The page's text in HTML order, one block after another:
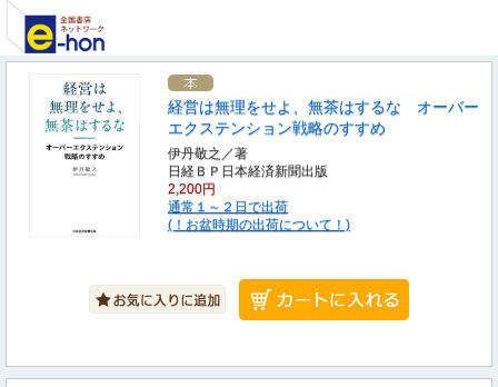
経営は無理をせよ、無茶はするな オーバー
エクステンション戦略のすすめ
伊丹敬之／著
日経ＢＰ日本経済新聞出版
2,200円
通常１～２日で出荷
(！お盆時期の出荷について！)